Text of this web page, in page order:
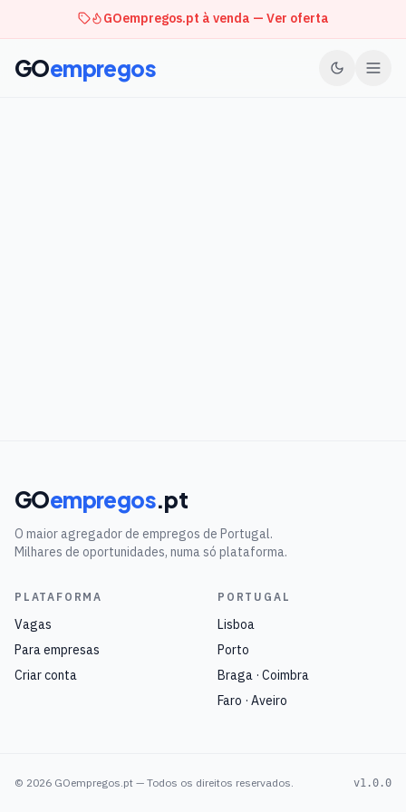
GOempregos.pt à venda — Ver oferta
GOempregos
GOempregos.pt
O maior agregador de empregos de Portugal.
Milhares de oportunidades, numa só plataforma.
PLATAFORMA
Vagas
Para empresas
Criar conta
PORTUGAL
Lisboa
Porto
Braga · Coimbra
Faro · Aveiro
© 2026 GOempregos.pt — Todos os direitos reservados. v1.0.0